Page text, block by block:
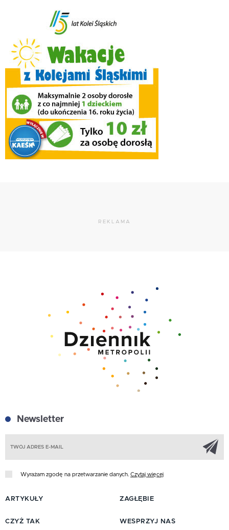
REKLAMA
Newsletter
Wyrażam zgodę na przetwarzanie danych. Czytaj więcej
ARTYKUŁY
CZYŻ TAK
ZAGŁĘBIE
WESPRZYJ NAS